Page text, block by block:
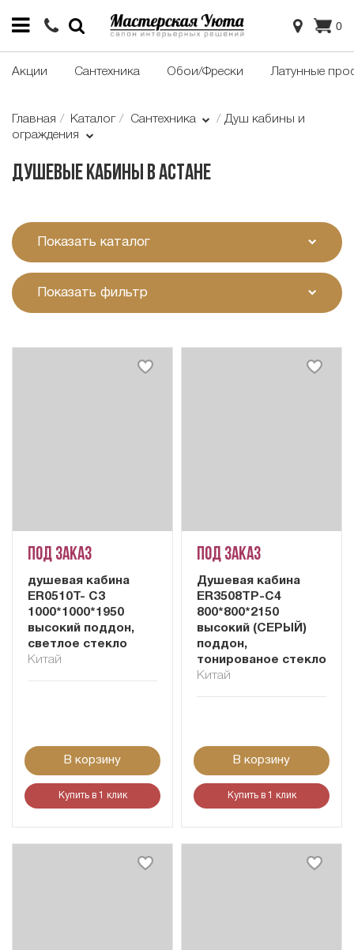
0
Акции Сантехника Обои/Фрески Латунные
Главная Каталог Сантехника
Душ кабины и
ограждения
Душевые кабины в Астане
Показать каталог
Показать фильтр
Под заказ
душевая кабина
ER0510T- C3
1000*1000*1950
высокий поддон,
светлое стекло
Китай
В корзину
Купить в 1 клик
Под заказ
Душевая кабина
ER3508TP-C4
800*800*2150
высокий (СЕРЫЙ)
поддон,
тонированое стекло
Китай
В корзину
Купить в 1 клик